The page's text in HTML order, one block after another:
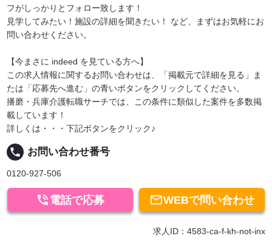
フがしっかりとフォロー致します！
見学してみたい！施設の詳細を聞きたい！ など、まずはお気軽にお
問い合わせください。
【今まさに indeed を見ている方へ】
この求人情報に関するお問い合わせは、「掲載元で詳細を見る」ま
たは「応募先へ進む」の青いボタンをクリックしてください。
播磨・兵庫介護転職サーチでは、この条件に類似した案件を多数掲
載しています！
詳しくは・・・下記ボタンをクリック♪
local_phone お問い合わせ番号
0120-927-506
WEBで問い合わせ
 電話で応募
求人ID：4583-ca-f-kh-not-inx